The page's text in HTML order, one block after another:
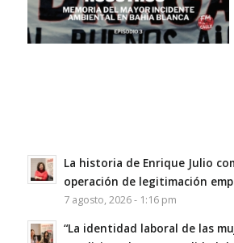
La historia de Enrique Julio
operación de legitimación
7 agosto, 2026 - 1:16 pm
“La identidad laboral de las